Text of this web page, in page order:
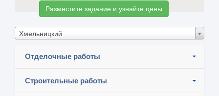
Разместите задание и узнайте цены
Хмельницкий
Отделочные работы
Строительные работы